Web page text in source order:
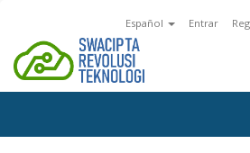
Español Entrar